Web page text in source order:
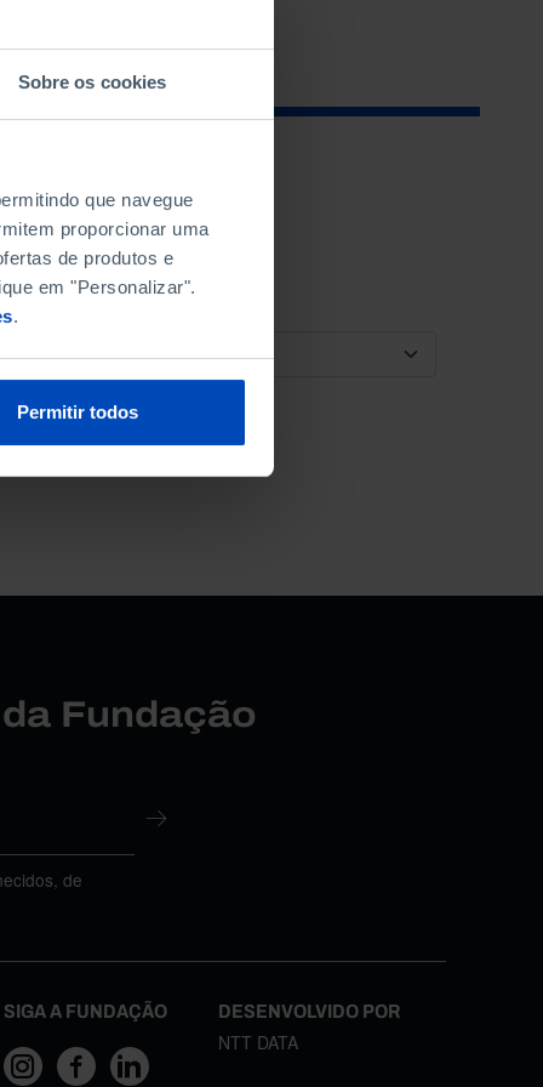
Sobre os cookies
que navegue
proporcionar uma
de produtos e
em "Personalizar".
.
Permitir todos
ORDENAR POR
Fundação
de
SIGA A FUNDAÇÃO DESENVOLVIDO POR
NTT DATA